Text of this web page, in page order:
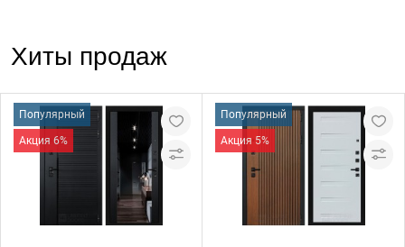
Хиты продаж
Популярный
Акция 6%
Популярный
Акция 5%